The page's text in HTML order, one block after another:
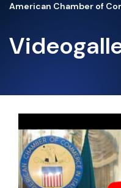
American Chamber of